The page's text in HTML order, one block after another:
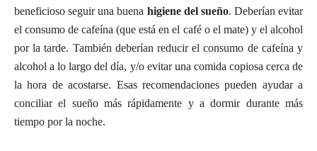
beneficioso seguir una buena higiene del sueño. Deberían evitar
el consumo de cafeína (que está en el café o el mate) y el alcohol
por la tarde. También deberían reducir el consumo de cafeína y
alcohol a lo largo del día, y/o evitar una comida copiosa cerca de
la hora de acostarse. Esas recomendaciones pueden ayudar a
conciliar el sueño más rápidamente y a dormir durante más
tiempo por la noche.